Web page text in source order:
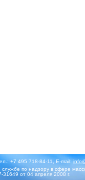
+7 495 718-84-11, E-mail:
по надзору в сфере
от 04 апреля 2008 г.